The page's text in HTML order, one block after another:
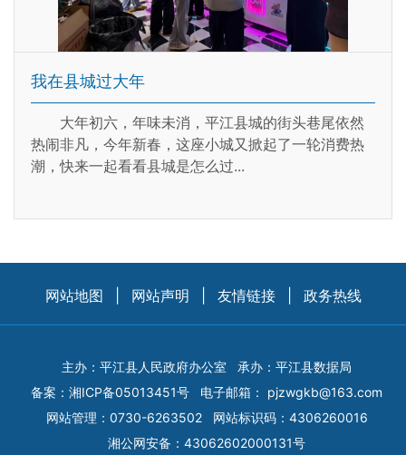
我在县城过大年
大年初六，年味未消，平江县城的街头巷尾依然
热闹非凡，今年新春，这座小城又掀起了一轮消费热
潮，快来一起看看县城是怎么过...
网站地图 网站声明 友情链接 政务热线
主办：平江县人民政府办公室
承办：平江县数据局
备案： 湘ICP备05013451号 电子邮箱： pjzwgkb@163.com
网站管理：0730-6263502
网站标识码：4306260016
湘公网安备：43062602000131号